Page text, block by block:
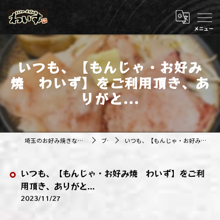
いつも、【もんじゃ・お好み
焼 わいず】をご利用頂き、あ
りがと...
埼玉のお好み焼きなら株式会社アジルカンパニー ブログ いつも、【もんじゃ・お好み焼 わいず】をご利用頂き、ありがと...
いつも、【もんじゃ・お好み焼 わいず】をご利
用頂き、ありがと...
2023/11/27